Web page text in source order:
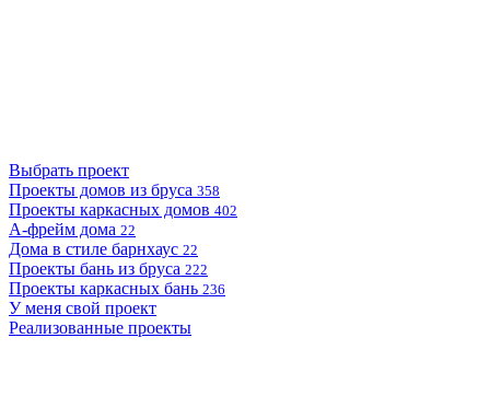
Выбрать проект
Проекты домов из бруса 358
Проекты каркасных домов 402
А-фрейм дома 22
Дома в стиле барнхаус 22
Проекты бань из бруса 222
Проекты каркасных бань 236
У меня свой проект
Реализованные проекты